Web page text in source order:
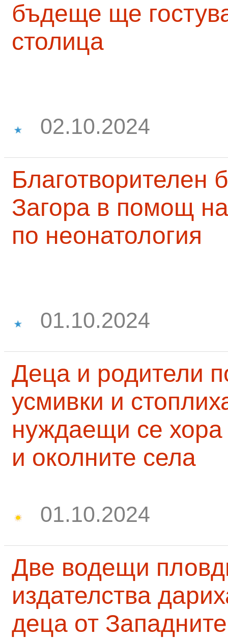
бъдеще ще
столица
02.10.2024
Благотворителен
Загора в помощ
по неонатология
01.10.2024
Деца и родители
усмивки и
нуждаещи се
и околните села
01.10.2024
Две водещи
издателства
деца от